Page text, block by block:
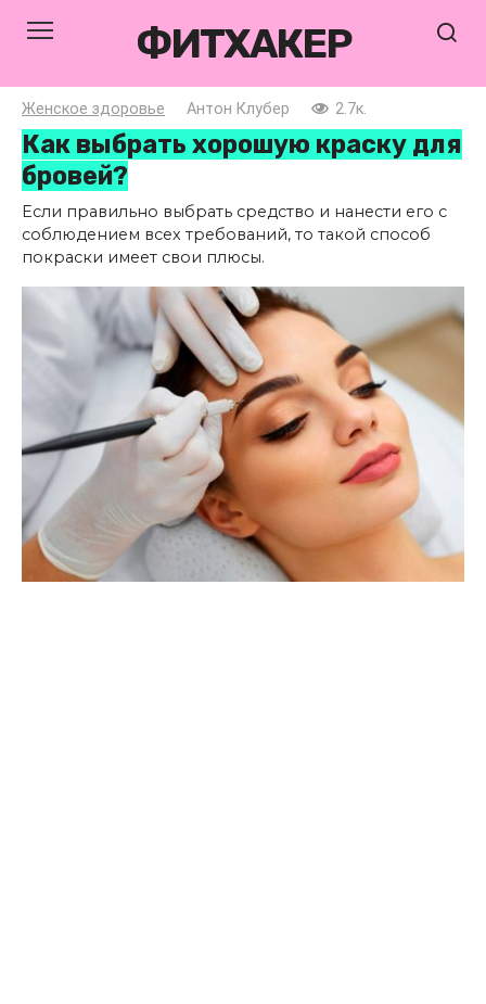
ФИТХАКЕР
Женское здоровье Антон Клубер 2.7к.
Как выбрать хорошую краску для
бровей?
Если правильно выбрать средство и нанести его с
соблюдением всех требований, то такой способ
покраски имеет свои плюсы.